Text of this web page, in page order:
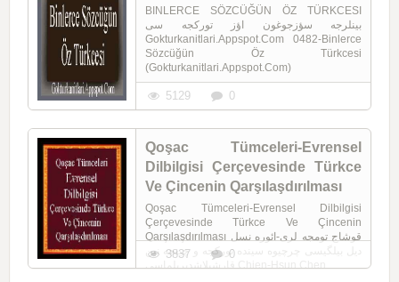
BINLERCE SÖZCÜĞÜN ÖZ TÜRKCESI
بینلرجه سؤزجوغون اؤز تورکجه سی
Gokturkanitlari.Appspot.Com 0482-Binlerce
Sözcüğün Öz Türkcesi
(Gokturkanitlari.Appspot.Com)
5129 0
Qoşac Tümceleri-Evrensel
Dilbilgisi Çerçevesinde Türkce
Ve Çincenin Qarşılaşdırılması
Qoşac Tümceleri-Evrensel Dilbilgisi
Çerçevesinde Türkce Ve Çincenin
Qarşılaşdırılması قوشاج تومجه لری-ائوره نسل
دیل بیلگیسی چرچیوه سینده تورکجه و چینجه نین
قارشیلاشدیریلماسی Chien-Hsun Chen ...
3837 0